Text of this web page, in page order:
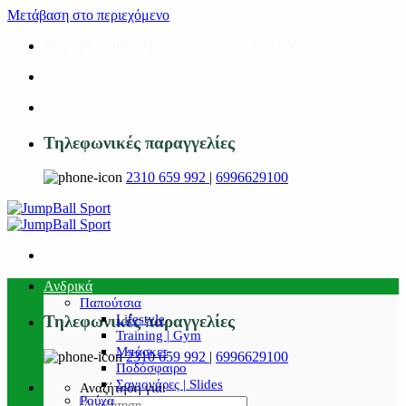
Μετάβαση στο περιεχόμενο
Τηλεφωνικές παραγγελίες
2310 659 992 | 6996629100
Τηλεφωνικές παραγγελίες
2310 659 992 | 6996629100
Αναζήτηση για:
Ανδρικά
Παπούτσια
Lifestyle
Training | Gym
Μπάσκετ
Ποδόσφαιρο
Σαγιονάρες | Slides
Ρούχα